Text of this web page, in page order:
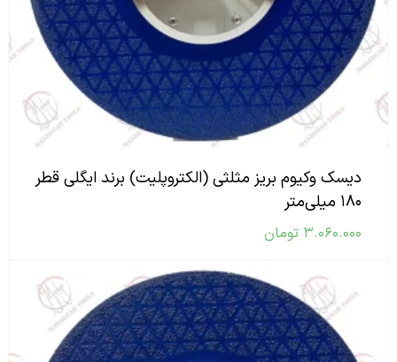
دیسک وکیوم بریز مثلثی (الکتروپلیت) برند ایگلی قطر
۱۸۰ میلی‌متر
۳.۰۶۰.۰۰۰ تومان